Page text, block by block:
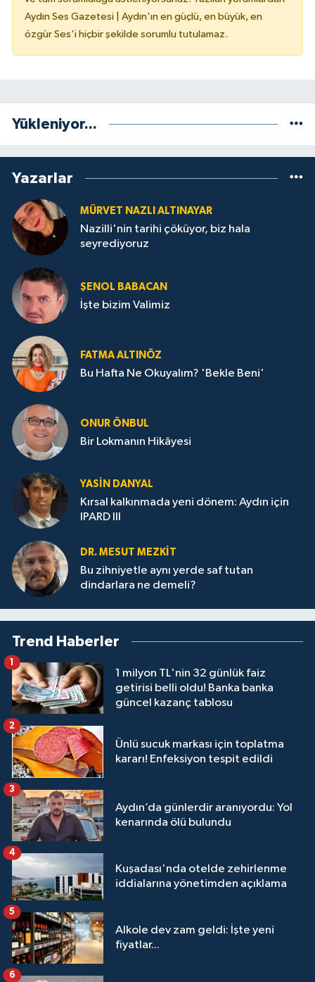
Aydın Ses Gazetesi | Aydın'ın en güçlü, en büyük, en
özgür Ses'i hiçbir şekilde sorumlu tutulamaz.
Yükleniyor...
Yazarlar
MÜRVET NAZLI ALTINAYAR
Nazilli'nin tarihi çöküyor, biz hala
seyrediyoruz
ŞENOL BABACAN
İşte bizim Valimiz
FATMA ALTINÖZ
Bu Hafta Ne Okuyalım? 'Bekle Beni'
ONUR ÖNBUL
Bir Lokmanın Hikâyesi
YASIN DANYAL
Kırsal kalkınmada yeni dönem: Aydın için
IPARD III
DR. MESUT MEZKIT
Bu zihniyetle aynı yerde saf tutan
dindarlara ne demeli?
Trend Haberler
1 milyon TL'nin 32 günlük faiz
getirisi belli oldu! Banka banka
güncel kazanç tablosu
1
Ünlü sucuk markası için toplatma
kararı! Enfeksiyon tespit edildi
2
Aydın’da günlerdir aranıyordu: Yol
kenarında ölü bulundu
3
Kuşadası'nda otelde zehirlenme
iddialarına yönetimden açıklama
4
Alkole dev zam geldi: İşte yeni
fiyatlar...
5
6